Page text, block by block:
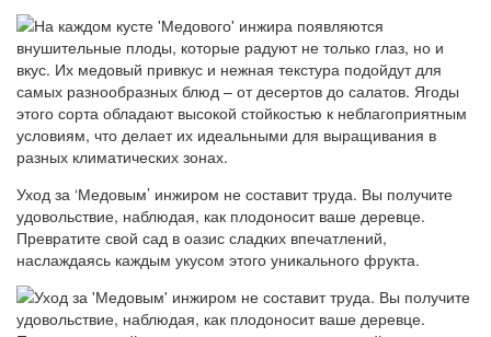
Уход за ‘Медовым’ инжиром не составит труда. Вы получите
удовольствие, наблюдая, как плодоносит ваше деревце.
Превратите свой сад в оазис сладких впечатлений,
наслаждаясь каждым укусом этого уникального фрукта.